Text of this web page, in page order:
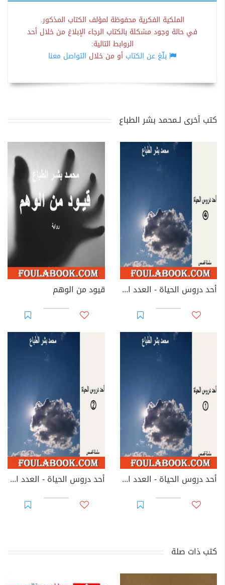
الملكية الفكرية محفوظة لمؤلف الكتاب المذكور.
في حالة وجود مشكلة بالكتاب الرجاء الإبلاغ من خلال أحد
الروابط التالية:
بلّغ عن الكتاب أو من خلال التواصل معنا
كتب أخرى لـمحمد بشر الطباع
أحد دروس الحياة - العدد الرابع قيود من الوهم
أحد دروس الحياة - العدد الأول أحد دروس الحياة - العدد الثاني
كتب ذات صلة